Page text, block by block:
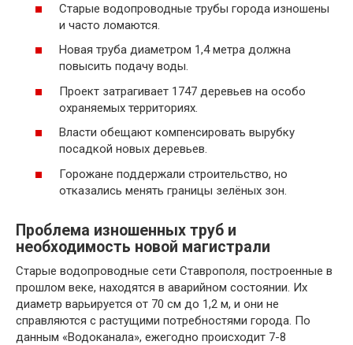
Старые водопроводные трубы города изношены
и часто ломаются.
Новая труба диаметром 1,4 метра должна
повысить подачу воды.
Проект затрагивает 1747 деревьев на особо
охраняемых территориях.
Власти обещают компенсировать вырубку
посадкой новых деревьев.
Горожане поддержали строительство, но
отказались менять границы зелёных зон.
Проблема изношенных труб и
необходимость новой магистрали
Старые водопроводные сети Ставрополя, построенные в
прошлом веке, находятся в аварийном состоянии. Их
диаметр варьируется от 70 см до 1,2 м, и они не
справляются с растущими потребностями города. По
данным «Водоканала», ежегодно происходит 7-8